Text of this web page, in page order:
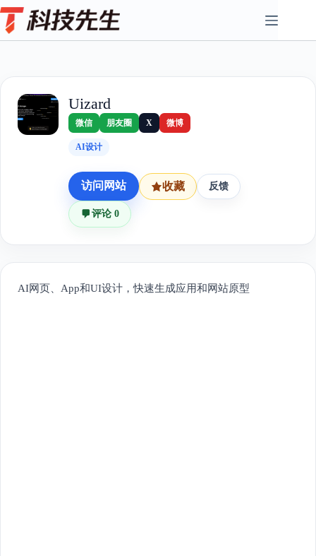
Skip
to
content
Uizard
微信 朋友圈 X 微博
AI设计
访问网站 收藏 反馈
评论 0
AI网页、App和UI设计，快速生成应用和网站原型